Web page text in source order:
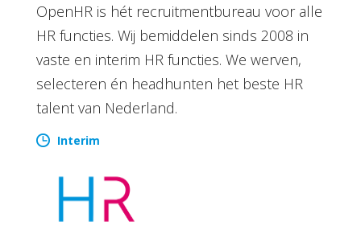
OpenHR is hét recruitmentbureau voor alle
HR functies. Wij bemiddelen sinds 2008 in
vaste en interim HR functies. We werven,
selecteren én headhunten het beste HR
talent van Nederland.
Interim